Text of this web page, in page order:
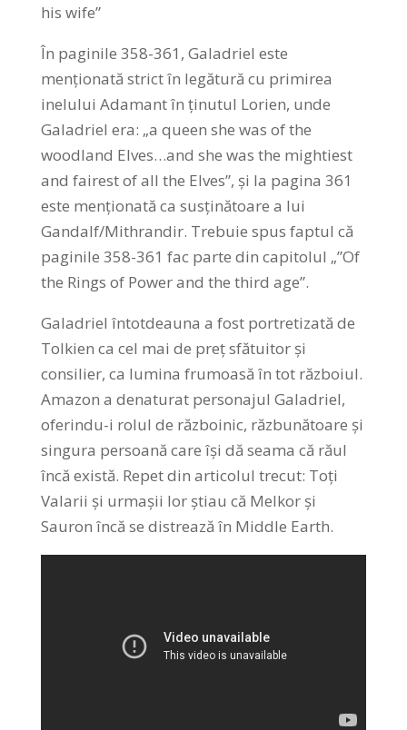
his wife”
În paginile 358-361, Galadriel este
menționată strict în legătură cu primirea
inelului Adamant în ținutul Lorien, unde
Galadriel era: „a queen she was of the
woodland Elves…and she was the mightiest
and fairest of all the Elves”, și la pagina 361
este menționată ca susținătoare a lui
Gandalf/Mithrandir. Trebuie spus faptul că
paginile 358-361 fac parte din capitolul „”Of
the Rings of Power and the third age”.
Galadriel întotdeauna a fost portretizată de
Tolkien ca cel mai de preț sfătuitor și
consilier, ca lumina frumoasă în tot războiul.
Amazon a denaturat personajul Galadriel,
oferindu-i rolul de războinic, răzbunătoare și
singura persoană care își dă seama că răul
încă există. Repet din articolul trecut: Toți
Valarii și urmașii lor știau că Melkor și
Sauron încă se distrează în Middle Earth.